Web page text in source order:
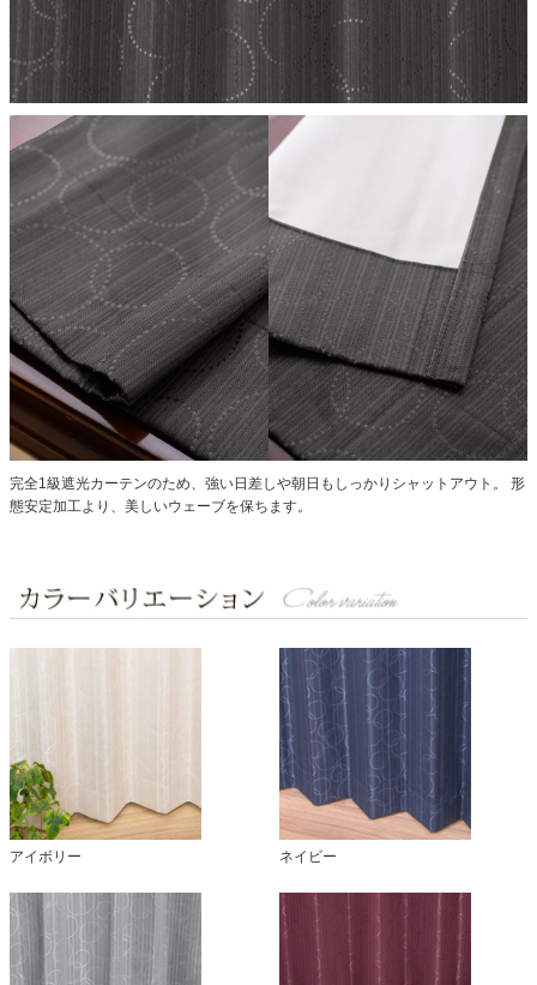
完全1級遮光カーテンのため、強い日差しや朝日もしっかりシャットアウト。
形
態安定加工より、美しいウェーブを保ちます。
アイボリー ネイビー